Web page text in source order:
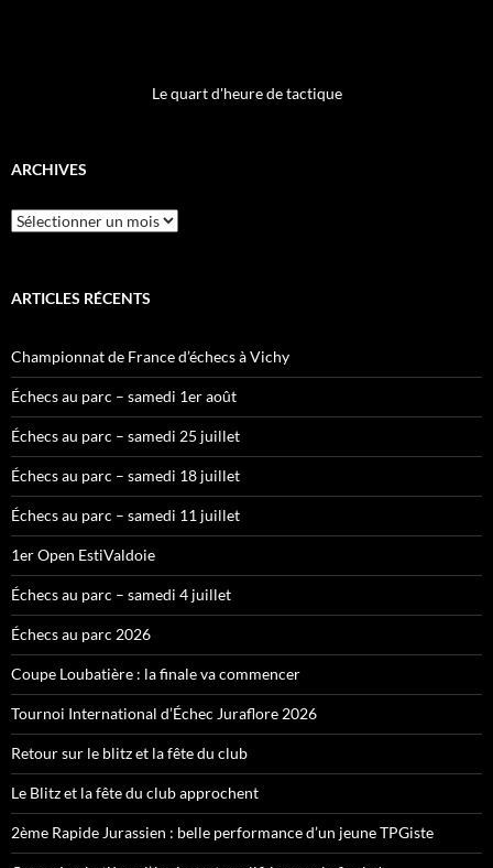
Le quart d'heure de tactique
ARCHIVES
Archives
ARTICLES RÉCENTS
Championnat de France d’échecs à Vichy
Échecs au parc – samedi 1er août
Échecs au parc – samedi 25 juillet
Échecs au parc – samedi 18 juillet
Échecs au parc – samedi 11 juillet
1er Open EstiValdoie
Échecs au parc – samedi 4 juillet
Échecs au parc 2026
Coupe Loubatière : la finale va commencer
Tournoi International d’Échec Juraflore 2026
Retour sur le blitz et la fête du club
Le Blitz et la fête du club approchent
2ème Rapide Jurassien : belle performance d’un jeune TPGiste